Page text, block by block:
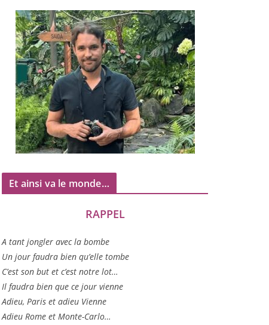
Et ainsi va le monde…
RAPPEL
A tant jon­gler avec la bombe
Un jour fau­dra bien qu’elle tombe
C’est son but et c’est notre lot…
Il fau­dra bien que ce jour vienne
Adieu, Paris et adieu Vienne
Adieu Rome et Monte-Carlo…